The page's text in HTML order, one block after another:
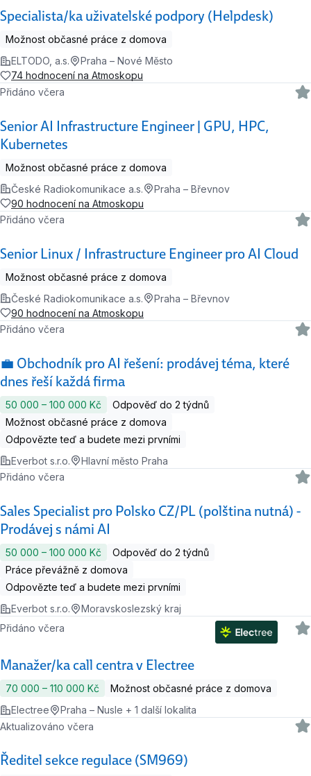
Specialista/ka uživatelské podpory (Helpdesk)
Možnost občasné práce z domova
ELTODO, a.s.
Praha – Nové Město
74 hodnocení na Atmoskopu
Senior AI Infrastructure Engineer | GPU, HPC,
Kubernetes
Přidáno včera
Možnost občasné práce z domova
České Radiokomunikace a.s.
Praha – Břevnov
90 hodnocení na Atmoskopu
Senior Linux / Infrastructure Engineer pro AI Cloud
Přidáno včera
Možnost občasné práce z domova
České Radiokomunikace a.s.
Praha – Břevnov
90 hodnocení na Atmoskopu
💼 Obchodník pro AI řešení: prodávej téma, které
dnes řeší každá firma
Přidáno včera
50 000 ‍–‍ 100 000 Kč
Odpověď do 2 týdnů
Možnost občasné práce z domova
Odpovězte teď a budete mezi prvními
Everbot s.r.o.
Hlavní město Praha
Sales Specialist pro Polsko CZ/PL (polština nutná) -
Prodávej s námi AI
Přidáno včera
50 000 ‍–‍ 100 000 Kč
Odpověď do 2 týdnů
Práce převážně z domova
Odpovězte teď a budete mezi prvními
Everbot s.r.o.
Moravskoslezský kraj
Manažer/ka call centra v Electree
Přidáno včera
70 000 ‍–‍ 110 000 Kč
Možnost občasné práce z domova
Electree
Praha – Nusle + 1 další lokalita
Ředitel sekce regulace (SM969)
Aktualizováno včera